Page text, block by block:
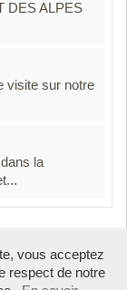
DES ALPES
visite sur notre
la
2026
vous acceptez
respect de notre